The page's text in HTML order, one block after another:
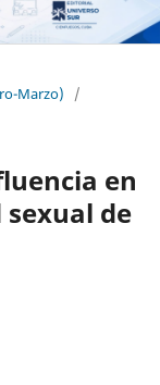
Marzo)
/
en
de